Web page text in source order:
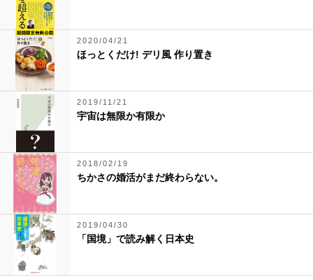
2020/04/21
ほっとくだけ! デリ風 作り置き
2019/11/21
宇宙は無限か有限か
2018/02/19
ちかさの婚活がまだ終わらない。
2019/04/30
「国境」で読み解く日本史